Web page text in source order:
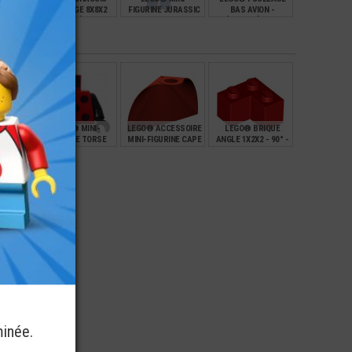
€
FUSELAGE 8X8X2
2,49
FIGURINE JURASSIC
BAS AVION -
(B15)
LEGO® MINI-
FIGURINE TORSE
COCCINELLE (5V)
LEGO® ACCESSOIRE
MINI-FIGURINE CAPE
LEGO® BRIQUE
ANGLE 1X2X2 - 90° -